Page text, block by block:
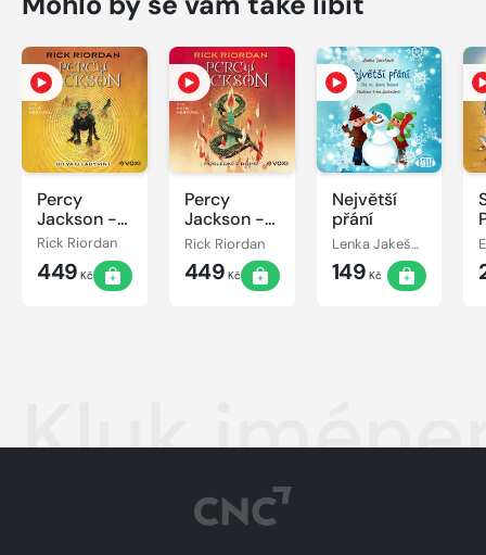
Percy
Jackson -
Bitva o
labyrint
Rick Riordan
449 Kč
Percy
Jackson -
Poslední z
bohů
Rick Riordan
449 Kč
Největší
přání
Lenka Jakešová
149 Kč
Kluk